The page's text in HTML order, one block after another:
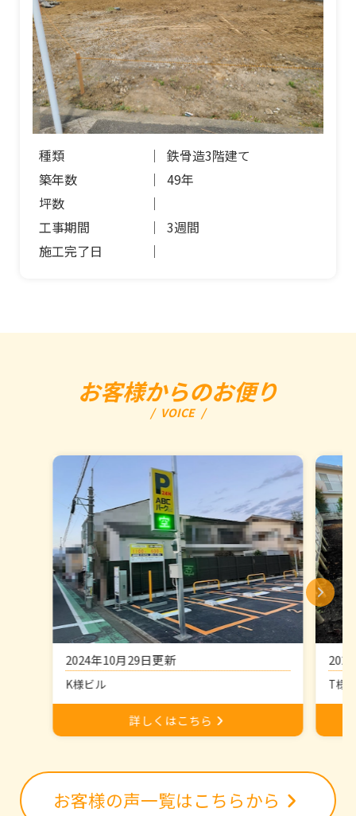
種類
鉄骨造3階建て
築年数
49年
坪数
工事期間
3週間
施工完了日
お客様からのお便り
VOICE
2024年10月29日更新
K様ビル
詳しくはこちら
T様
お客様の声一覧はこちらから